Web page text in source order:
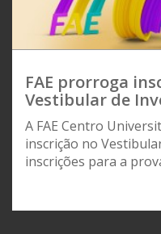
FAE prorroga
Vestibular de
A FAE Centro
inscrição no
inscrições para a